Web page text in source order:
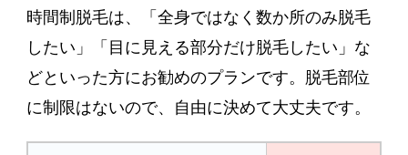
時間制脱毛は、「全身ではなく数か所のみ脱毛
したい」「目に見える部分だけ脱毛したい」な
どといった方にお勧めのプランです。脱毛部位
に制限はないので、自由に決めて大丈夫です。